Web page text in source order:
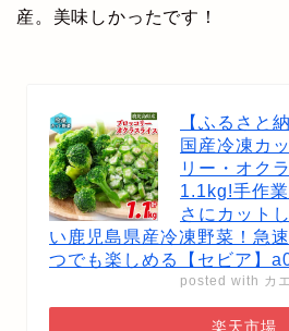
産。美味しかったです！
【ふるさと
国産冷凍カ
リー・オク
1.1kg!手作
さにカット
い鹿児島県産冷凍野菜！急
つでも楽しめる【セビア】
posted with カ
楽天市場